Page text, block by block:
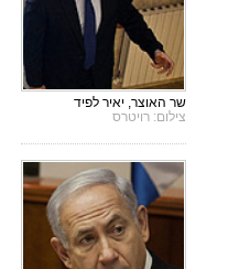
שר האוצר, יאיר לפיד
צילום: רויטרס